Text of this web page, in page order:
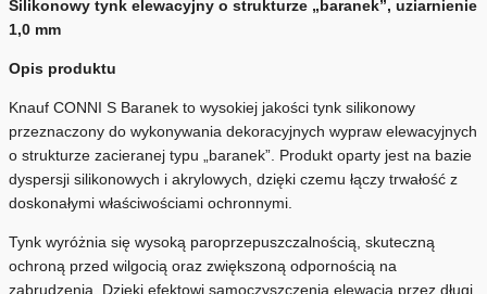
Silikonowy tynk elewacyjny o strukturze „baranek”, uziarnienie
1,0 mm
Opis produktu
Knauf CONNI S Baranek to wysokiej jakości tynk silikonowy
przeznaczony do wykonywania dekoracyjnych wypraw elewacyjnych
o strukturze zacieranej typu „baranek”. Produkt oparty jest na bazie
dyspersji silikonowych i akrylowych, dzięki czemu łączy trwałość z
doskonałymi właściwościami ochronnymi.
Tynk wyróżnia się wysoką paroprzepuszczalnością, skuteczną
ochroną przed wilgocią oraz zwiększoną odpornością na
zabrudzenia. Dzięki efektowi samoczyszczenia elewacja przez długi